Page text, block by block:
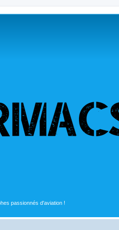
passionnés d'aviation !